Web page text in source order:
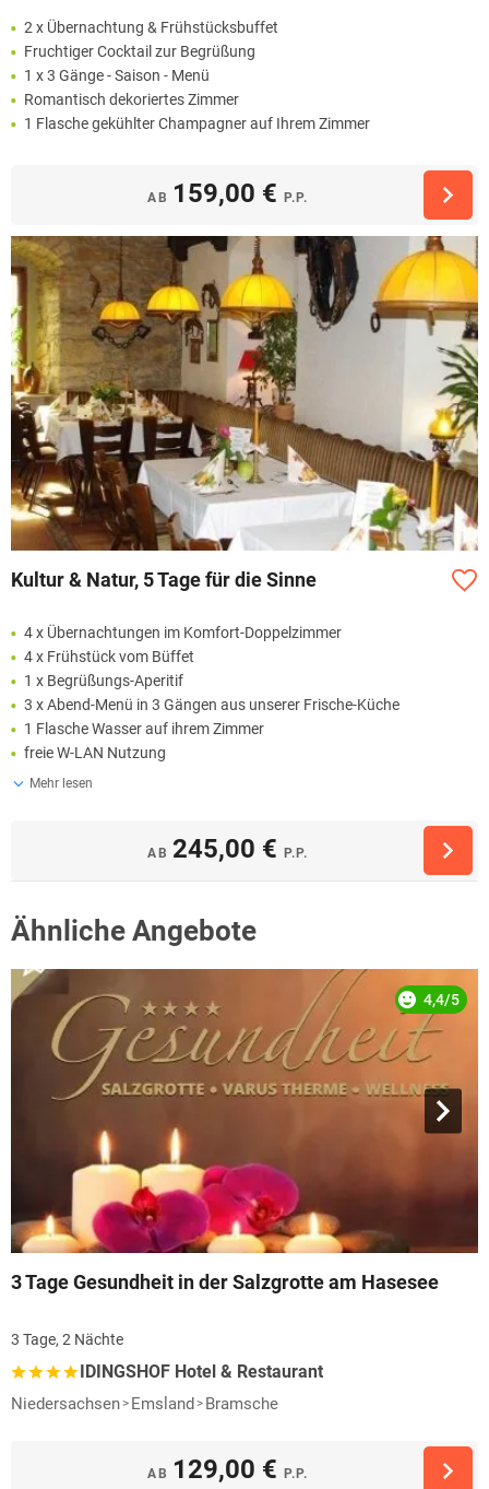
2 x Übernachtung & Frühstücksbuffet
Fruchtiger Cocktail zur Begrüßung
1 x 3 Gänge - Saison - Menü
Romantisch dekoriertes Zimmer
1 Flasche gekühlter Champagner auf Ihrem Zimmer
AB 159,00 € P.P.
Kultur & Natur, 5 Tage für die Sinne
4 x Übernachtungen im Komfort-Doppelzimmer
4 x Frühstück vom Büffet
1 x Begrüßungs-Aperitif
3 x Abend-Menü in 3 Gängen aus unserer Frische-Küche
1 Flasche Wasser auf ihrem Zimmer
freie W-LAN Nutzung
Mehr lesen
AB 245,00 € P.P.
Ähnliche Angebote
4,4/5
3 Tage Gesundheit in der Salzgrotte am Hasesee
3 Tage, 2 Nächte
IDINGSHOF Hotel & Restaurant
Niedersachsen Emsland Bramsche
AB 129,00 € P.P.